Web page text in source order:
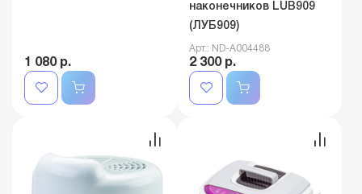
1 080 р.
наконечников LUB909
(ЛУБ909)
Арт.: ND-A004488
2 300 р.